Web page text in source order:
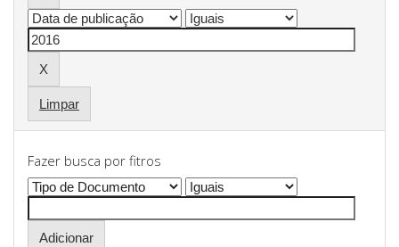
Limpar
Fazer busca por fitros